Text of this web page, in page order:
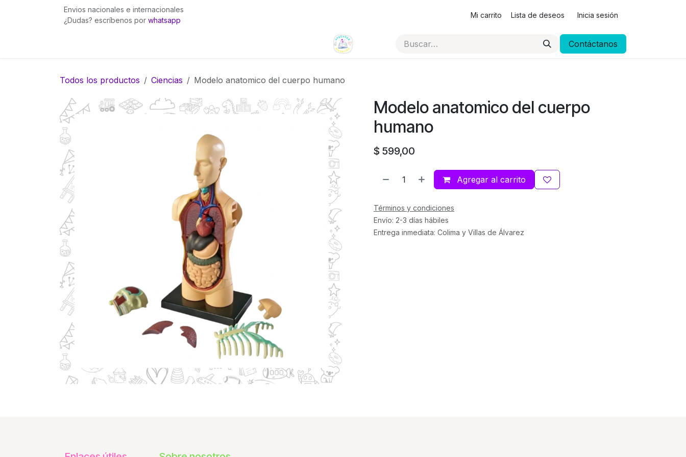
Envios nacionales e internacionales
¿Dudas? escríbenos por whatsapp
Mi carrito Lista de deseos Inicia sesión
Tienda por categorías Contáctanos
Todos los productos Ciencias Modelo anatomico del cuerpo humano
Modelo anatomico del cuerpo
humano
$ 599,00
Agregar al carrito
Términos y condiciones
Envío: 2-3 días hábiles
Entrega inmediata: Colima y Villas de Álvarez